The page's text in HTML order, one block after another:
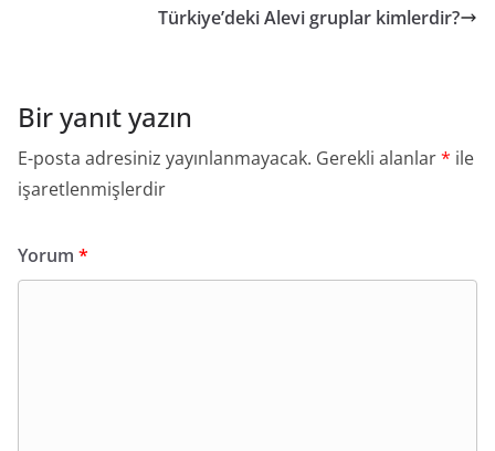
Türkiye’deki Alevi gruplar kimlerdir?
Bir yanıt yazın
E-posta adresiniz yayınlanmayacak. Gerekli alanlar* ile
işaretlenmişlerdir
Yorum *